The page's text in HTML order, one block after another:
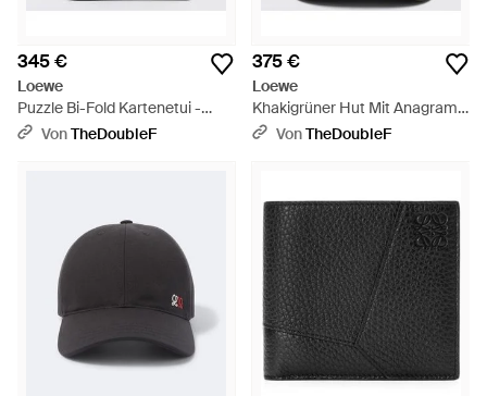
345 €
Loewe
Puzzle Bi-Fold Kartenetui -
Schwarz
VonTheDoubleF
375 €
Loewe
Khakigrüner Hut Mit Anagram-
LogoVonTheDoubleF